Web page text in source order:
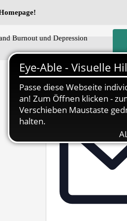
Burnout und Depression